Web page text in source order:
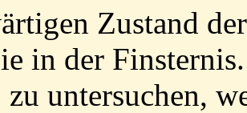
Zustand
in der
zu untersuchen,